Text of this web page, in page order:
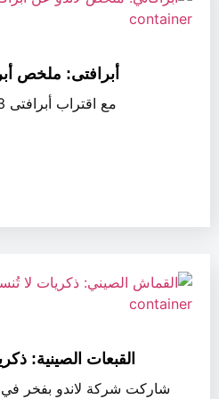
أبرافتى: ملخص أبرافتى 2023 من
مع اقتراب أبرافتى 2023 من نهايتها، نود أن
القبعات الصينية:
شاركت شركة لاندو بفخر في